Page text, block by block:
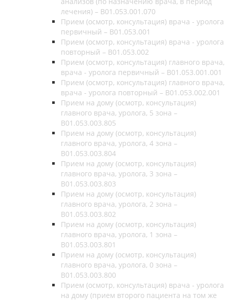
лечения) – B01.053.001.070
Прием (осмотр, консультация) врача - уролога
первичный – B01.053.001
Прием (осмотр, консультация) врача - уролога
повторный – B01.053.002
Прием (осмотр, консультация) главного врача,
врача - уролога первичный – B01.053.001.001
Прием (осмотр, консультация) главного врача,
врача - уролога повторный – B01.053.002.001
Прием на дому (осмотр, консультация)
главного врача, уролога, 5 зона –
B01.053.003.805
Прием на дому (осмотр, консультация)
главного врача, уролога, 4 зона –
B01.053.003.804
Прием на дому (осмотр, консультация)
главного врача, уролога, 3 зона –
B01.053.003.803
Прием на дому (осмотр, консультация)
главного врача, уролога, 2 зона –
B01.053.003.802
Прием на дому (осмотр, консультация)
главного врача, уролога, 1 зона –
B01.053.003.801
Прием на дому (осмотр, консультация)
главного врача, уролога, 0 зона –
B01.053.003.800
Прием (осмотр, консультация) врача - уролога
на дому (прием второго пациента на том же